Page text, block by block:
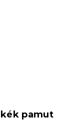
kék pamut